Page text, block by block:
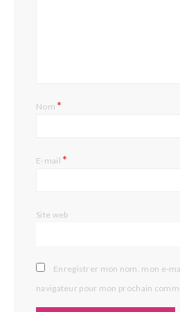
Nom*
E-mail*
Site web
Enregistrer mon nom, mon e-
navigateur pour mon prochain